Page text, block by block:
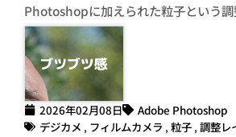
Photoshopに加えられた粒子という調
2026年02月08日
Adobe Photoshop
デジカメ , フィルムカメラ , 粒子 , 調整レ